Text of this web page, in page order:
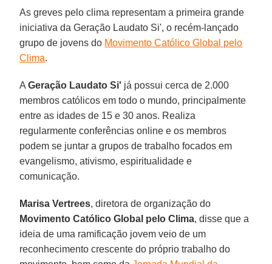
As greves pelo clima representam a primeira grande
iniciativa da Geração Laudato Si', o recém-lançado
grupo de jovens do Movimento Católico Global pelo
Clima.
AGeração Laudato Si' já possui cerca de 2.000
membros católicos em todo o mundo, principalmente
entre as idades de 15 e 30 anos. Realiza
regularmente conferências online e os membros
podem se juntar a grupos de trabalho focados em
evangelismo, ativismo, espiritualidade e
comunicação.
Marisa Vertrees, diretora de organização do
Movimento Católico Global pelo Clima, disse que a
ideia de uma ramificação jovem veio de um
reconhecimento crescente do próprio trabalho do